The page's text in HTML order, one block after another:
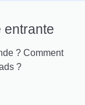
entrante
? Comment
?